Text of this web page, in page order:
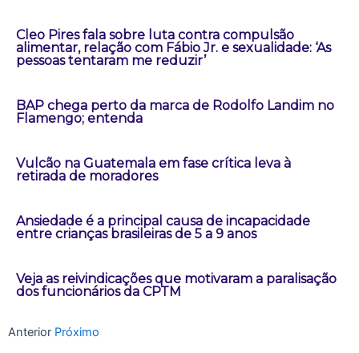
Cleo Pires fala sobre luta contra compulsão
alimentar, relação com Fábio Jr. e sexualidade: ‘As
pessoas tentaram me reduzir’
BAP chega perto da marca de Rodolfo Landim no
Flamengo; entenda
Vulcão na Guatemala em fase crítica leva à
retirada de moradores
Ansiedade é a principal causa de incapacidade
entre crianças brasileiras de 5 a 9 anos
Veja as reivindicações que motivaram a paralisação
dos funcionários da CPTM
Anterior Próximo